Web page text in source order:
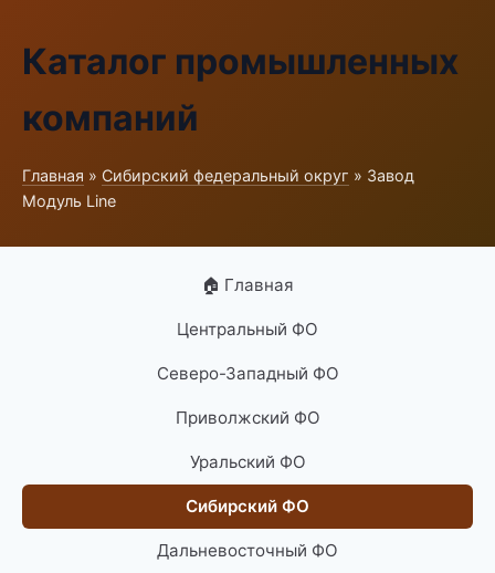
Каталог промышленных
компаний
Главная » Сибирский федеральный округ » Завод
Модуль Line
🏠 Главная
Центральный ФО
Северо-Западный ФО
Приволжский ФО
Уральский ФО
Сибирский ФО
Дальневосточный ФО